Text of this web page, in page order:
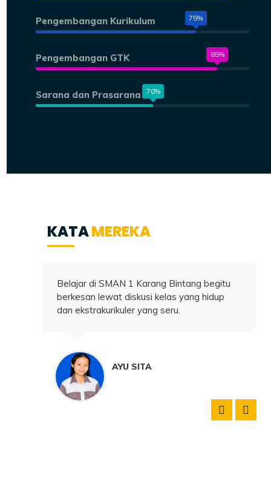
Pengembangan Kurikulum 75%
Pengembangan GTK 85%
Sarana dan Prasarana 70%
KATAMEREKA
Belajar di SMAN 1 Karang Bintang begitu
berkesan lewat diskusi kelas yang hidup
dan ekstrakurikuler yang seru.
AYU SITA